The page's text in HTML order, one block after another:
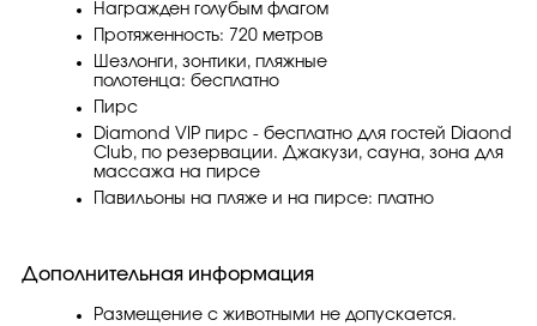
Награжден голубым флагом
Протяженность: 720 метров
Шезлонги, зонтики, пляжные
полотенца: бесплатно
Пирс
Diamond VIP пирс - бесплатно для гостей Diaond
Club, по резервации. Джакузи, сауна, зона для
массажа на пирсе
Павильоны на пляже и на пирсе: платно
Дополнительная информация
Размещение с животными не допускается.